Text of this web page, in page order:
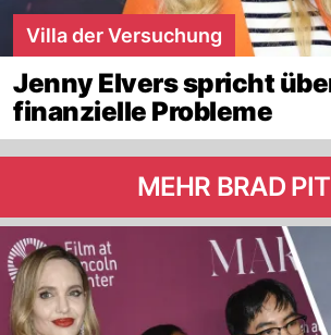
Villa der Versuchung
Jenny Elvers spricht
finanzielle Probleme
MEHR BRAD